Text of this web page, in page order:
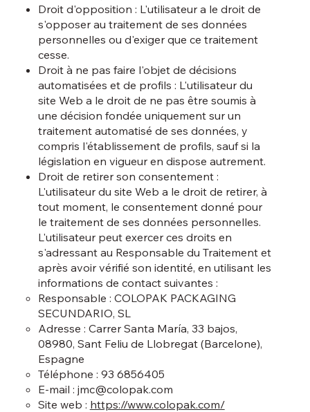
Droit d'opposition : L'utilisateur a le droit de
s'opposer au traitement de ses données
personnelles ou d'exiger que ce traitement
cesse.
Droit à ne pas faire l'objet de décisions
automatisées et de profils : L'utilisateur du
site Web a le droit de ne pas être soumis à
une décision fondée uniquement sur un
traitement automatisé de ses données, y
compris l'établissement de profils, sauf si la
législation en vigueur en dispose autrement.
Droit de retirer son consentement :
L'utilisateur du site Web a le droit de retirer, à
tout moment, le consentement donné pour
le traitement de ses données personnelles.
L'utilisateur peut exercer ces droits en
s'adressant au Responsable du Traitement et
après avoir vérifié son identité, en utilisant les
informations de contact suivantes :
Responsable : COLOPAK PACKAGING
SECUNDARIO, SL
Adresse : Carrer Santa María, 33 bajos,
08980, Sant Feliu de Llobregat (Barcelone),
Espagne
Téléphone : 93 6856405
E-mail : jmc@colopak.com
Site web : https://www.colopak.com/